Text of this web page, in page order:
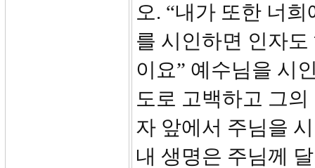
오. “내가 또한 너
를 시인하면 인자
이요” 예수님을 시
도로 고백하고 그
자 앞에서 주님을
내 생명은 주님께